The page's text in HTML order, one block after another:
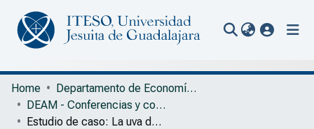
Communities & Collections
All of Repository
Home
Departamento de Economía, Administración y Mercadología
DEAM - Conferencias y comunicaciones
Estudio de caso: La uva de la discordia, controversia por la denominación de origen del Pisco